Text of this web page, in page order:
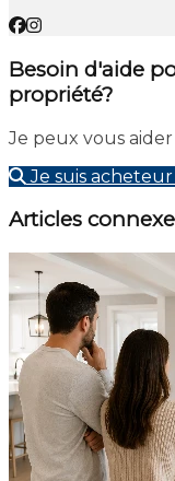
Besoin d'aide
propriété?
Je peux vous
Je suis acheteur
Articles